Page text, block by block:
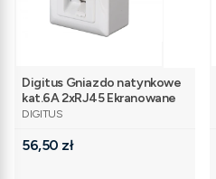
Digitus Gniazdo natynkowe
kat.6A 2xRJ45 Ekranowane
PRODUCENT
DIGITUS
Cena
56,50 zł